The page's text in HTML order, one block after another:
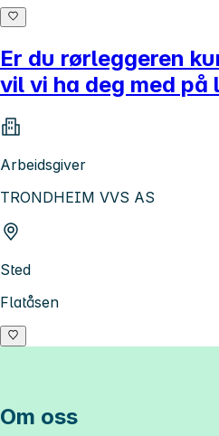
Er du rørleggeren
vil vi ha deg med på
Arbeidsgiver
TRONDHEIM VVS AS
Sted
Flatåsen
Om oss